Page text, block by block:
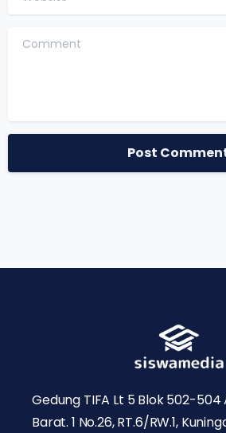
Comment
Gedung TIFA Lt 5 Blok 502-504
Barat. 1 No.26, RT.6/RW.1,